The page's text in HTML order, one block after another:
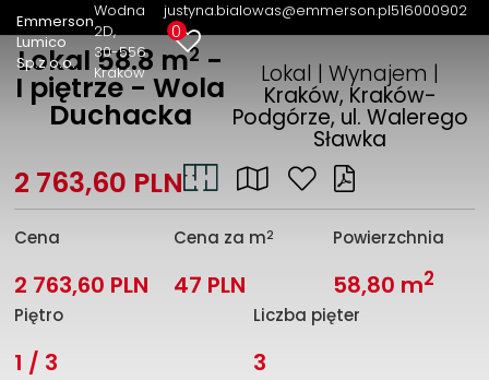
Emmerson
Lumico
Sp.z o.o.
Wodna
2D
30-556
Kraków
justyna.bialowas@emmerson.pl516000902
0
Lokal 58.8 m2 -
I piętrze - Wola
Duchacka
Lokal | Wynajem |
Kraków, Kraków-
Podgórze, ul. Walerego
Sławka
2 763,60 PLN
Cena
2 763,60 PLN
Cena za m2
47 PLN
Powierzchnia
58,80 m2
Piętro
1 / 3
Liczba pięter
3